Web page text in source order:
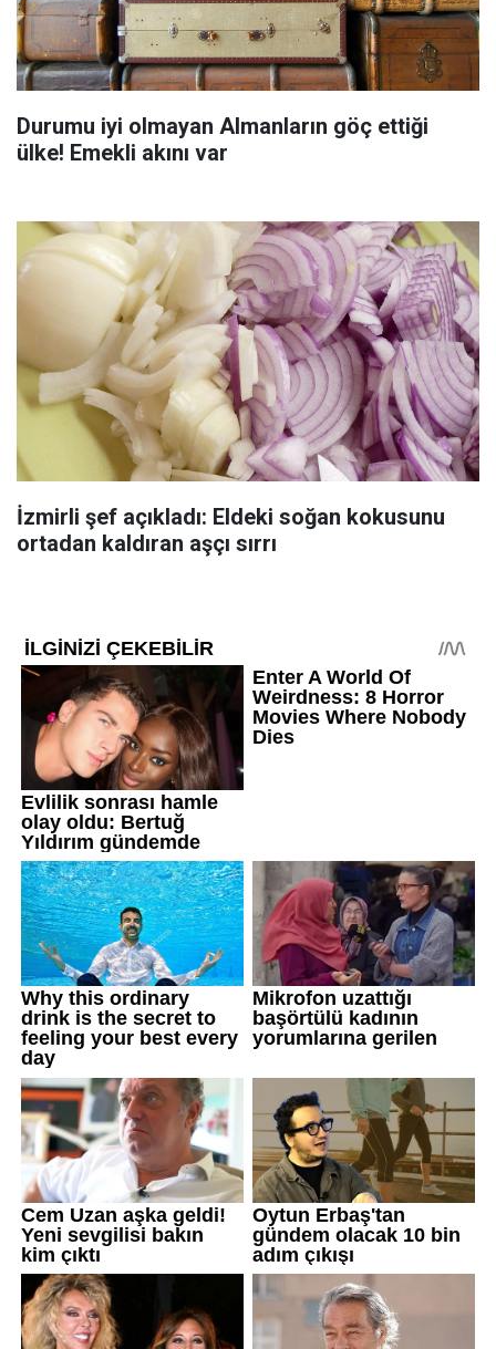
Durumu iyi olmayan Almanların göç ettiği
ülke! Emekli akını var
İzmirli şef açıkladı: Eldeki soğan kokusunu
ortadan kaldıran aşçı sırrı